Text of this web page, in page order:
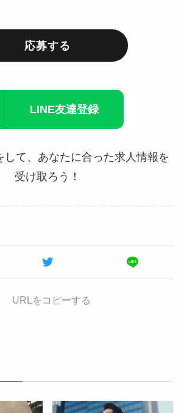
応募する
LINE友達登録
して、あなたに合った求人情報を
受け取ろう！
URLをコピーする